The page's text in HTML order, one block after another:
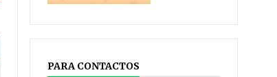
PARA CONTACTOS